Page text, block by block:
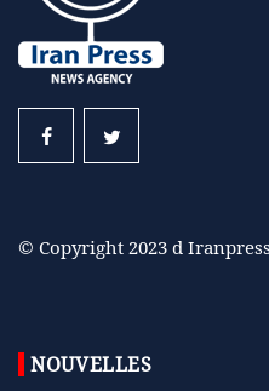
© Copyright 2023 d
NOUVELLES